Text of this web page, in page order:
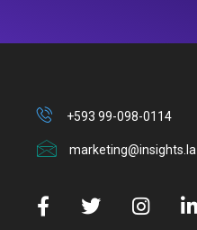
+593 99-098-0114
marketing@insights.la